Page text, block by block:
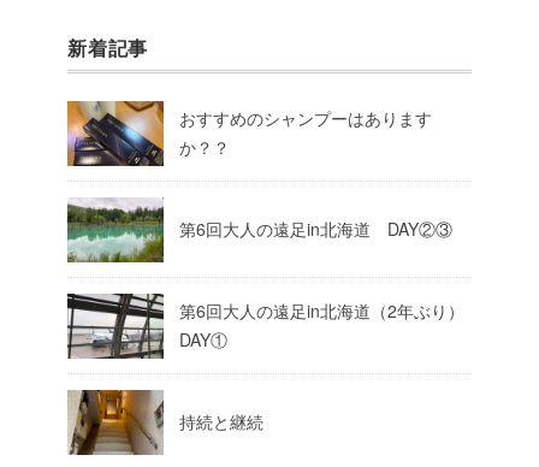
新着記事
おすすめのシャンプーはあります
か？？
第6回大人の遠足in北海道 DAY②③
第6回大人の遠足in北海道（2年ぶり）
DAY①
持続と継続